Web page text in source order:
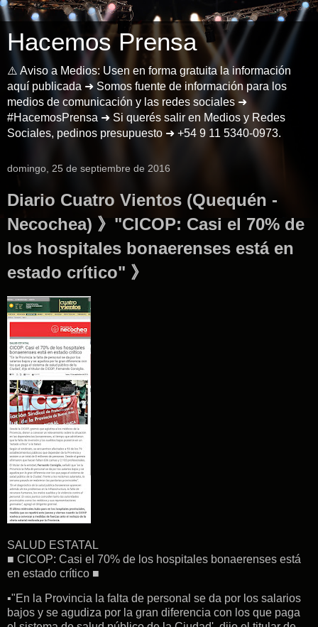
Hacemos Prensa
⚠️ Aviso a Medios: Usen en forma gratuita la información
aquí publicada ➜ Somos fuente de información para los
medios de comunicación y las redes sociales ➜
#HacemosPrensa ➜ Si querés salir en Medios y Redes
Sociales, pedinos presupuesto ➜ +54 9 11 5340-0973.
domingo, 25 de septiembre de 2016
Diario Cuatro Vientos (Quequén -
Necochea) 》"CICOP: Casi el 70% de
los hospitales bonaerenses está en
estado crítico" 》
SALUD ESTATAL
■ CICOP: Casi el 70% de los hospitales bonaerenses está
en estado crítico ■
▪"En la Provincia la falta de personal se da por los salarios
bajos y se agudiza por la gran diferencia con los que paga